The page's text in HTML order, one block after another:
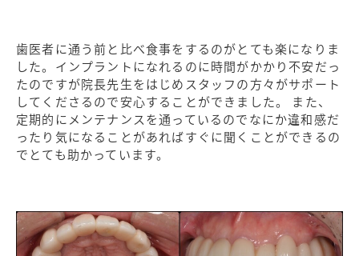
歯医者に通う前と比べ食事をするのがとても楽になりま
した。インプラントになれるのに時間がかかり不安だっ
たのですが院長先生をはじめスタッフの方々がサポート
してくださるので安心することができました。 また、
定期的にメンテナンスを通っているのでなにか違和感だ
ったり気になることがあればすぐに聞くことができるの
でとても助かっています。